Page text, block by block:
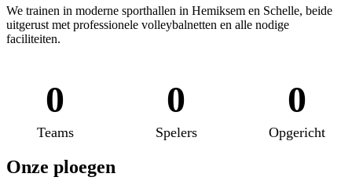
We trainen in moderne sporthallen in Hemiksem en Schelle, beide
uitgerust met professionele volleybalnetten en alle nodige
faciliteiten.
0
Teams
0
Spelers
0
Opgericht
Onze ploegen